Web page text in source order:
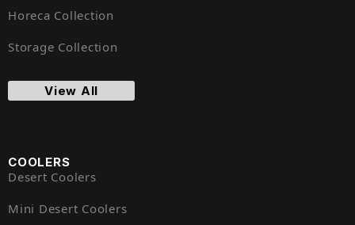
Horeca Collection
Storage Collection
View All
COOLERS
Desert Coolers
Mini Desert Coolers